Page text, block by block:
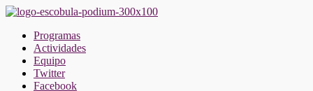
Saltar
contenidoProgramas
Actividades
Equipo
Twitter
Facebook